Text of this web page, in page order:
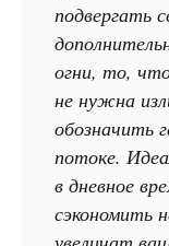
подвергать
огни, то,
не нужна
обозначить
потоке.
в дневное
сэкономить